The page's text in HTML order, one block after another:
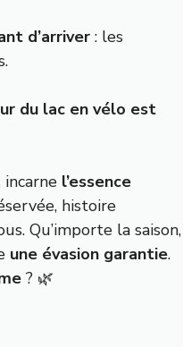
d’arriver : les
du lac en vélo est
l’essence
histoire
Qu’importe la saison,
une évasion garantie.
? 🌿